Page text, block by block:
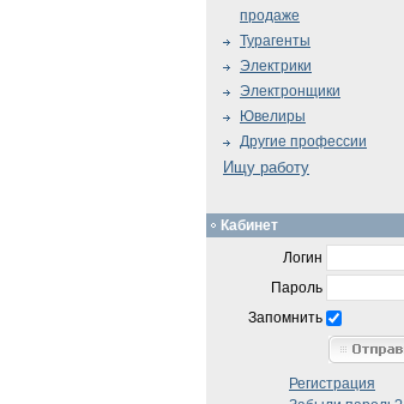
продаже
Турагенты
Электрики
Электронщики
Ювелиры
Другие профессии
Ищу работу
Кабинет
Логин
Пароль
Запомнить
Регистрация